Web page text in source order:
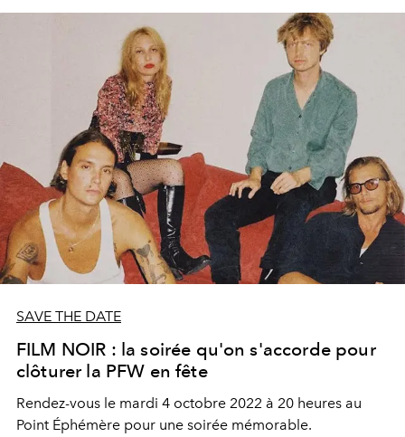
SAVE THE DATE
FILM NOIR : la soirée qu'on s'accorde pour
clôturer la PFW en fête
Rendez-vous le mardi 4 octobre 2022 à 20 heures au
Point Éphémère pour une soirée mémorable.